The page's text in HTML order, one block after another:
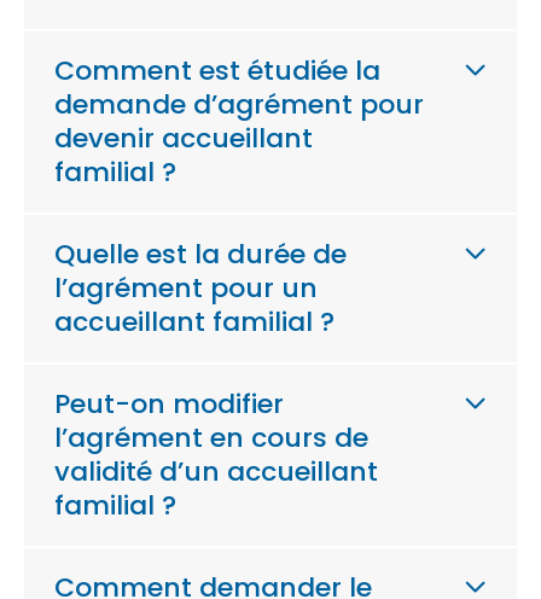
Comment est étudiée la
demande d’agrément pour
devenir accueillant
familial ?
Quelle est la durée de
l’agrément pour un
accueillant familial ?
Peut-on modifier
l’agrément en cours de
validité d’un accueillant
familial ?
Comment demander le